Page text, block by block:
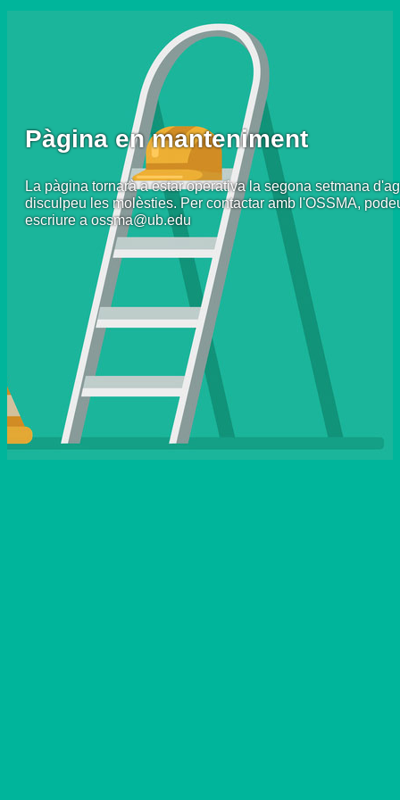
Pàgina en manteniment
La pàgina tornarà a estar operativa la segona setmana
disculpeu les molèsties. Per contactar amb l'OSSMA,
escriure a ossma@ub.edu